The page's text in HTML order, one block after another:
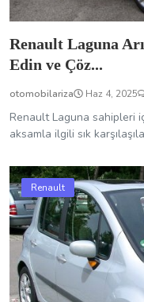
Renault Grand
Pratik Çözüm ...
otomobilariza Haz 4, 2025